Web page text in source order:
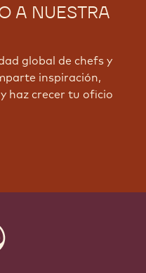
A NUESTRA
global de chefs y
inspiración,
haz crecer tu oficio